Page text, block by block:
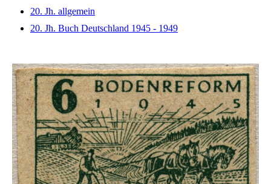
20. Jh. allgemein
20. Jh. Buch Deutschland 1945 - 1949